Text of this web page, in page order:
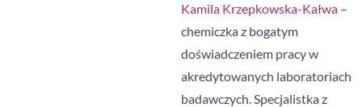
Kamila Krzepkowska-Kałwa –
chemiczka z bogatym
doświadczeniem pracy w
akredytowanych laboratoriach
badawczych. Specjalistka z